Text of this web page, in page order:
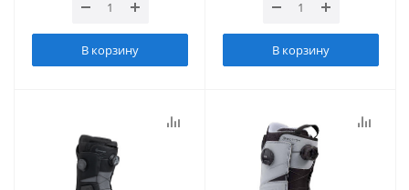
В корзину В корзину